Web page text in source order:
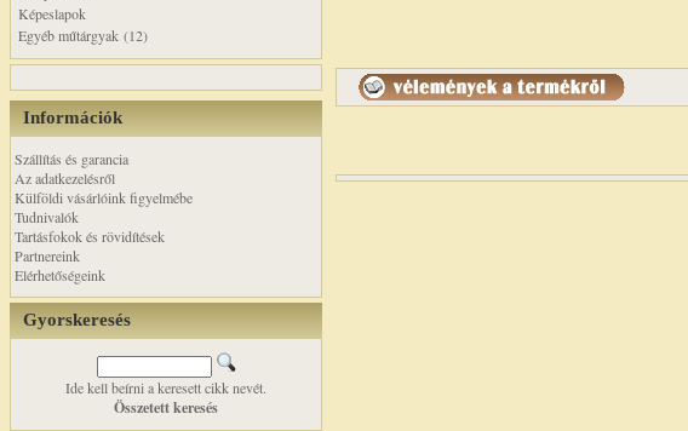
Képeslapok
Egyéb műtárgyak (12)
Információk
Szállítás és garancia
Az adatkezelésről
Külföldi vásárlóink figyelmébe
Tudnivalók
Tartásfokok és rövidítések
Partnereink
Elérhetőségeink
Gyorskeresés
Ide kell beírni a keresett cikk nevét.
Összetett keresés